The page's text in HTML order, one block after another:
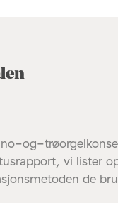
og-
vi lister
de